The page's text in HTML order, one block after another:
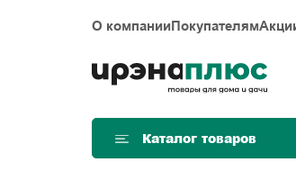
О компанииПокупателям
Каталог товаров